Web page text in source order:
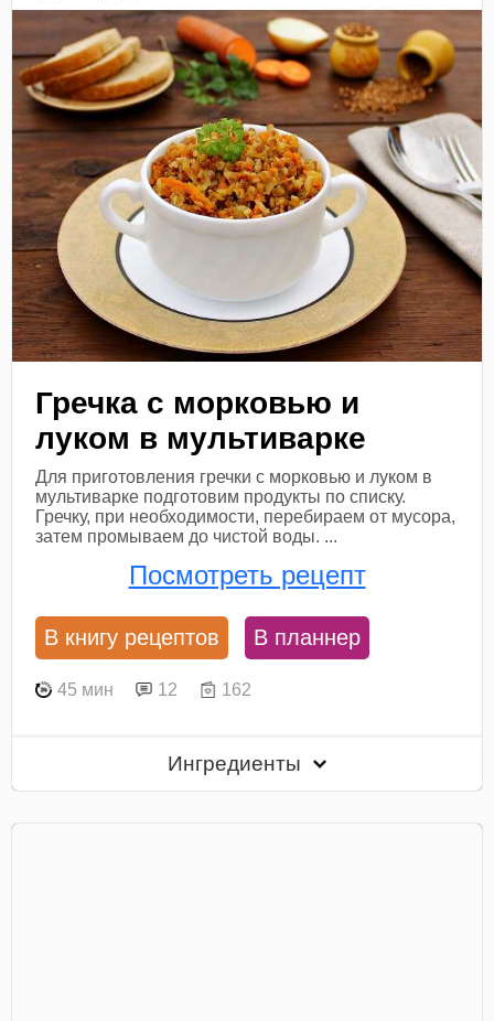
Гречка с морковью и
луком в мультиварке
Для приготовления гречки с морковью и луком в
мультиварке подготовим продукты по списку.
Гречку, при необходимости, перебираем от мусора,
затем промываем до чистой воды. ...
Посмотреть рецепт
В книгу рецептов В планнер
45 мин 12 162
Ингредиенты